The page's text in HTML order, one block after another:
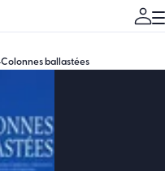
Colonnes ballastées